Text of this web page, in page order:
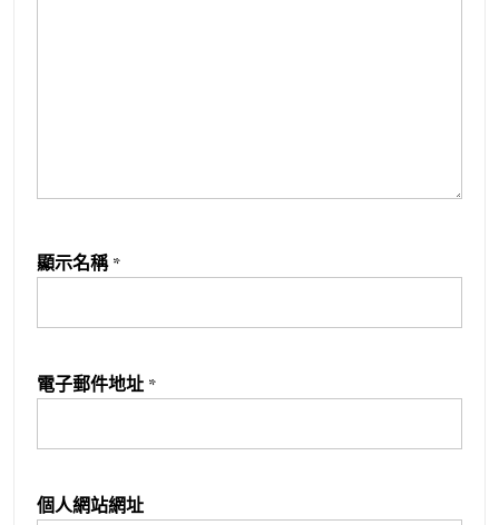
顯示名稱 *
電子郵件地址 *
個人網站網址